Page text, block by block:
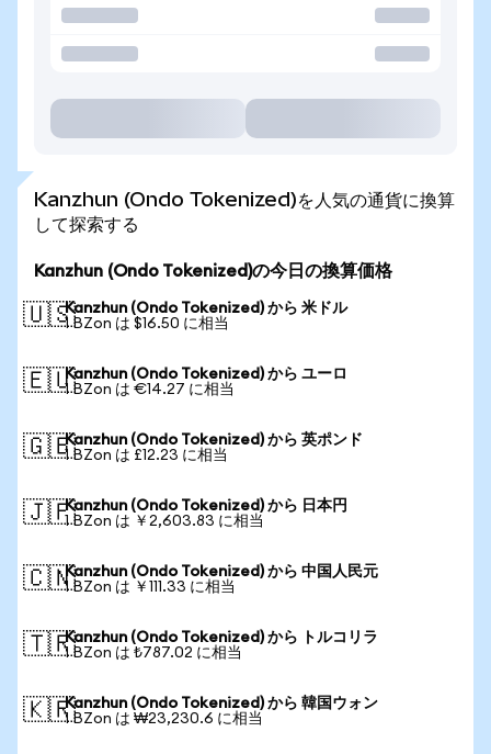
Kanzhun (Ondo Tokenized)を人気の通貨に換算
して探索する
Kanzhun (Ondo Tokenized)の今日の換算価格
🇺🇸Kanzhun (Ondo Tokenized) から 米ドル
1 BZon は $16.50 に相当
🇪🇺Kanzhun (Ondo Tokenized) から ユーロ
1 BZon は €14.27 に相当
🇬🇧Kanzhun (Ondo Tokenized) から 英ポンド
1 BZon は £12.23 に相当
🇯🇵Kanzhun (Ondo Tokenized) から 日本円
1 BZon は ￥2,603.83 に相当
🇨🇳Kanzhun (Ondo Tokenized) から 中国人民元
1 BZon は ￥111.33 に相当
🇹🇷Kanzhun (Ondo Tokenized) から トルコリラ
1 BZon は ₺787.02 に相当
🇰🇷Kanzhun (Ondo Tokenized) から 韓国ウォン
1 BZon は ₩23,230.6 に相当